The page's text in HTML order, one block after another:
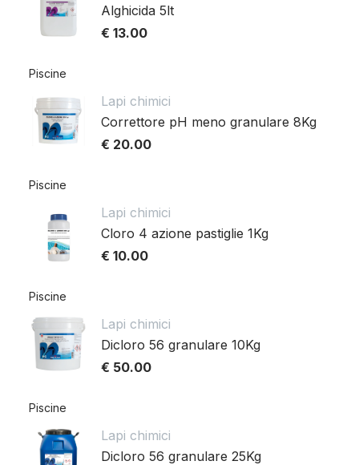
Alghicida 5lt
€ 13.00
Piscine
Lapi chimici
Correttore pH meno granulare 8Kg
€ 20.00
Piscine
Lapi chimici
Cloro 4 azione pastiglie 1Kg
€ 10.00
Piscine
Lapi chimici
Dicloro 56 granulare 10Kg
€ 50.00
Piscine
Lapi chimici
Dicloro 56 granulare 25Kg